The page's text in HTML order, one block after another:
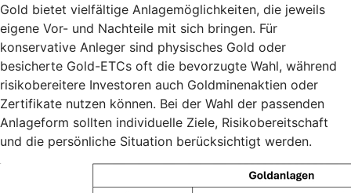
Gold bietet vielfältige Anlagemöglichkeiten, die jeweils
eigene Vor- und Nachteile mit sich bringen. Für
konservative Anleger sind physisches Gold oder
besicherte Gold-ETCs oft die bevorzugte Wahl, während
risikobereitere Investoren auch Goldminenaktien oder
Zertifikate nutzen können. Bei der Wahl der passenden
Anlageform sollten individuelle Ziele, Risikobereitschaft
und die persönliche Situation berücksichtigt werden.